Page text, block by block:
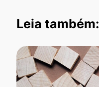
Leia também: